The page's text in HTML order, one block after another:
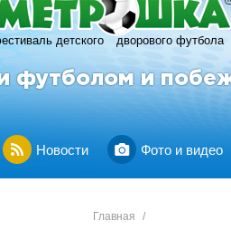
детского дворового футбола
футболом и
Новости Фото и видео
Главная /